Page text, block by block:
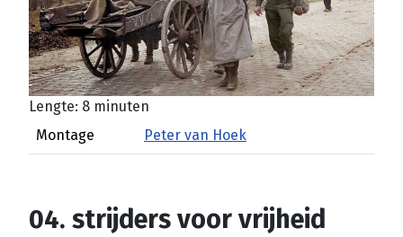
Lengte: 8 minuten
Montage
Peter van Hoek
04. strijders voor vrijheid